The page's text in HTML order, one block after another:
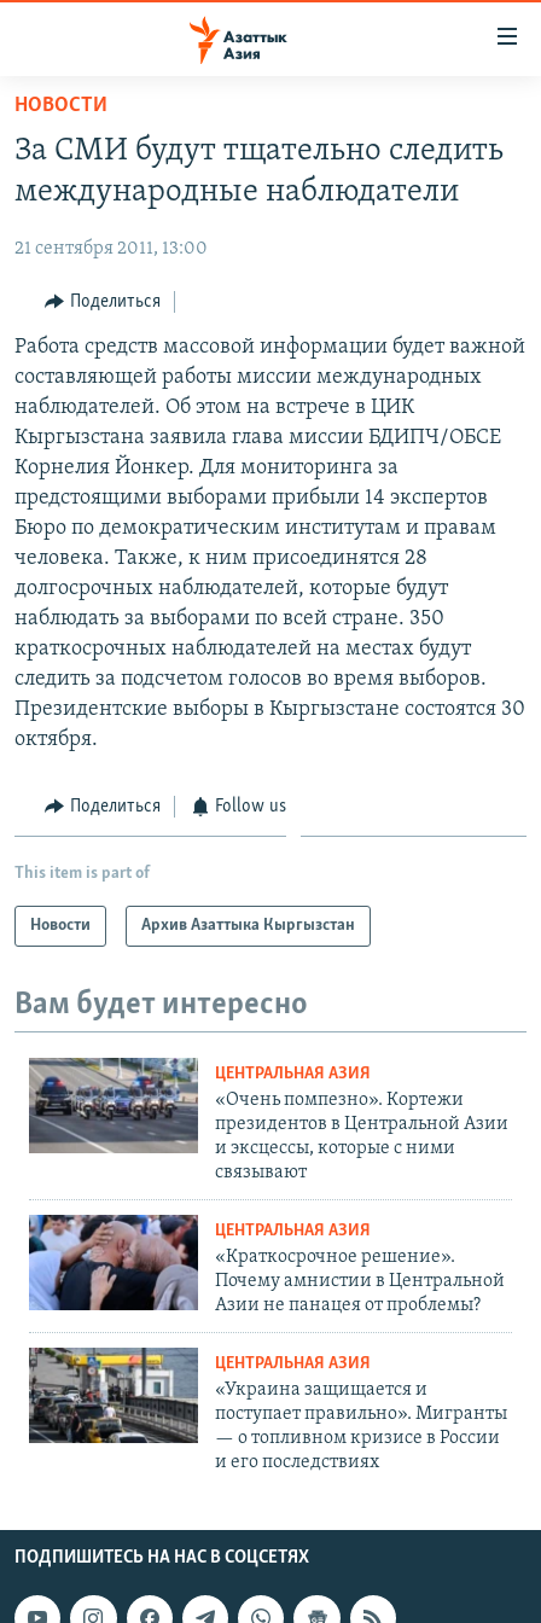
Вернуться
основному
содержанию
навигации
Вернутся
поиску
ЦЕНТРАЛЬНАЯ АЗИЯ
УЗБЕКИСТАН
ТАДЖИКИСТАН
ВОЙНА В УКРАИНЕ
НА ДРУГИХ ЯЗЫКАХ
ҚАЗАҚША
КЫРГЫЗЧА
ТОҶИКӢ
TÜRKMENÇE
Все сайты РСЕ/РС
НОВОСТИ
За СМИ будут тщательно следить
международные наблюдатели
21 сентября 2011, 13:00
Поделиться
Работа средств массовой информации будет важной
составляющей работы миссии международных
наблюдателей. Об этом на встрече в ЦИК
Кыргызстана заявила глава миссии БДИПЧ/ОБСЕ
Корнелия Йонкер. Для мониторинга за
предстоящими выборами прибыли 14 экспертов
Бюро по демократическим институтам и правам
человека. Также, к ним присоединятся 28
долгосрочных наблюдателей, которые будут
наблюдать за выборами по всей стране. 350
краткосрочных наблюдателей на местах будут
следить за подсчетом голосов во время выборов.
Президентские выборы в Кыргызстане состоятся 30
октября.
Поделиться Follow us
This item is part of
Новости Архив Азаттыка Кыргызстан
Вам будет интересно
ЦЕНТРАЛЬНАЯ АЗИЯ
«Очень помпезно». Кортежи
президентов в Центральной Азии
и эксцессы, которые с ними
связывают
ЦЕНТРАЛЬНАЯ АЗИЯ
«Краткосрочное решение».
Почему амнистии в Центральной
Азии не панацея от проблемы?
ЦЕНТРАЛЬНАЯ АЗИЯ
«Украина защищается и
поступает правильно». Мигранты
— о топливном кризисе в России
и его последствиях
ПОДПИШИТЕСЬ НА НАС В СОЦСЕТЯХ